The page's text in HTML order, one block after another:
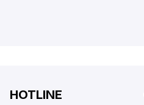
HOTLINE